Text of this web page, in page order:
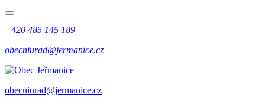
+420 485 145 189
obecniurad@jermanice.cz
obecniurad@jermanice.cz